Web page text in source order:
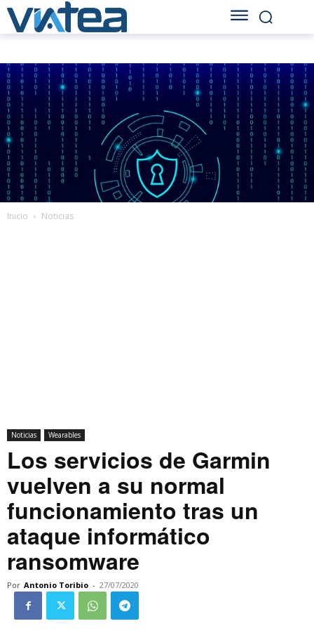
Inicio Noticias
Noticias Wearables
Los servicios de Garmin
vuelven a su normal
funcionamiento tras un
ataque informático
ransomware
Por Antonio Toribio - 27/07/2020